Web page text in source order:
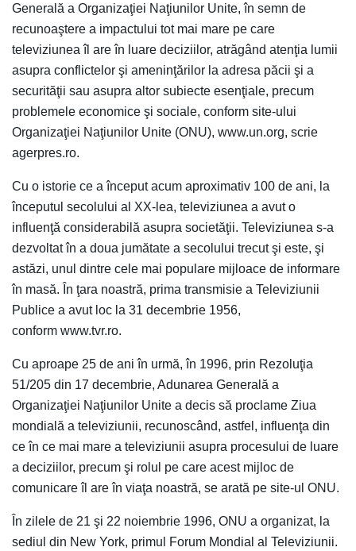
Generală a Organizaţiei Naţiunilor Unite, în semn de
recunoaştere a impactului tot mai mare pe care
televiziunea îl are în luare deciziilor, atrăgând atenţia lumii
asupra conflictelor şi ameninţărilor la adresa păcii şi a
securităţii sau asupra altor subiecte esenţiale, precum
problemele economice şi sociale, conform site-ului
Organizaţiei Naţiunilor Unite (ONU), www.un.org, scrie
agerpres.ro.
Cu o istorie ce a început acum aproximativ 100 de ani, la
începutul secolului al XX-lea, televiziunea a avut o
influenţă considerabilă asupra societăţii. Televiziunea s-a
dezvoltat în a doua jumătate a secolului trecut şi este, şi
astăzi, unul dintre cele mai populare mijloace de informare
în masă. În ţara noastră, prima transmisie a Televiziunii
Publice a avut loc la 31 decembrie 1956,
conform www.tvr.ro.
Cu aproape 25 de ani în urmă, în 1996, prin Rezoluţia
51/205 din 17 decembrie, Adunarea Generală a
Organizaţiei Naţiunilor Unite a decis să proclame Ziua
mondială a televiziunii, recunoscând, astfel, influenţa din
ce în ce mai mare a televiziunii asupra procesului de luare
a deciziilor, precum şi rolul pe care acest mijloc de
comunicare îl are în viaţa noastră, se arată pe site-ul ONU.
În zilele de 21 şi 22 noiembrie 1996, ONU a organizat, la
sediul din New York, primul Forum Mondial al Televiziunii.